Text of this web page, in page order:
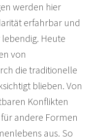
werden hier
erfahrbar und
Heute
von
die traditionelle
blieben. Von
Konflikten
andere Formen
aus. So